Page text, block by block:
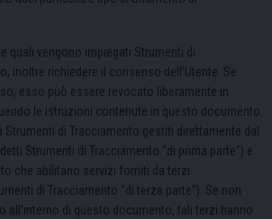
quali vengono impiegati Strumenti di
inoltre richiedere il consenso dell’Utente. Se
esso può essere revocato liberamente in
le istruzioni contenute in questo documento.
Strumenti di Tracciamento gestiti direttamente dal
Strumenti di Tracciamento “di prima parte”) e
che abilitano servizi forniti da terzi
di Tracciamento “di terza parte”). Se non
all’interno di questo documento, tali terzi hanno